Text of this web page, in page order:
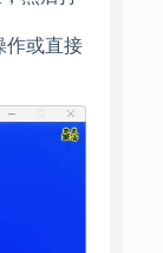
作或直接